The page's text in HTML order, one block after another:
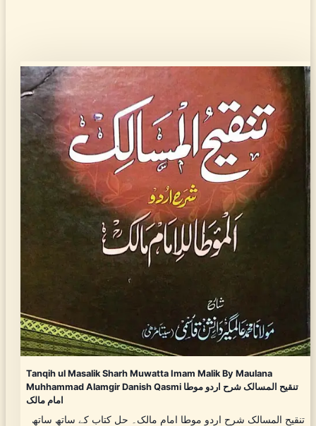
Tanqih ul Masalik Sharh Muwatta Imam Malik By Maulana
Muhhammad Alamgir Danish Qasmi تنقیح المسالک شرح اردو موطا
امام مالک
تنقیح المسالک شرح اردو موطا امام مالک۔ حل کتاب کے ساتھ ساتھ